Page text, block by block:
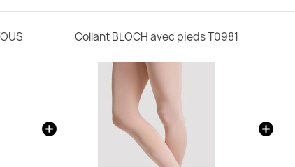
Collant BLOCH avec pieds T0981